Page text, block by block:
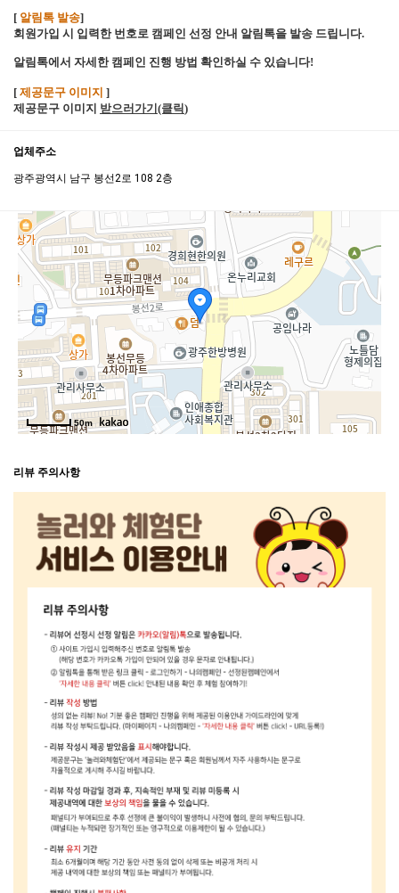
[ 알림톡 발송]
회원가입 시 입력한 번호로 캠페인 선정 안내 알림톡을 발송 드립니다.
알림톡에서 자세한 캠페인 진행 방법 확인하실 수 있습니다!
[ 제공문구 이미지 ]
제공문구 이미지 받으러가기(클릭)
업체주소
광주광역시 남구 봉선2로 108 2층
50m
리뷰 주의사항